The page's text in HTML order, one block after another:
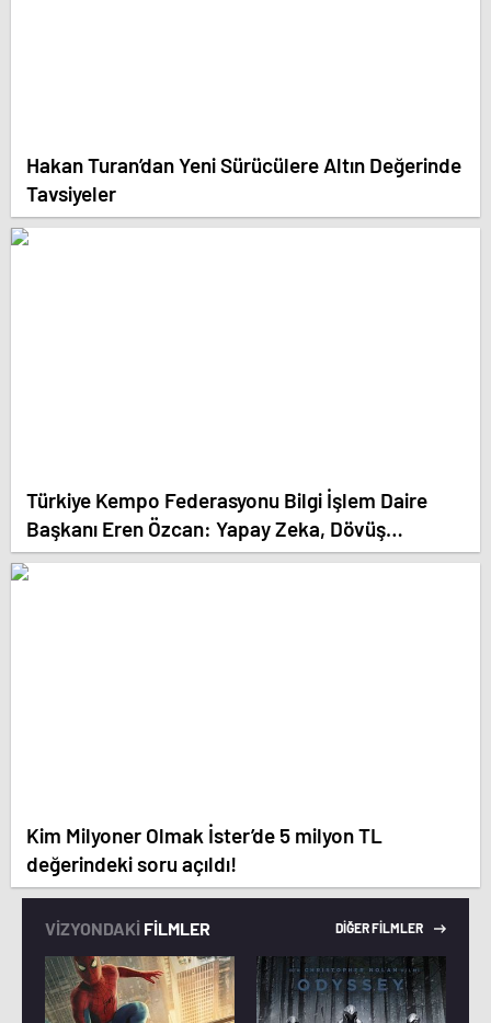
Hakan Turan’dan Yeni Sürücülere Altın Değerinde
Tavsiyeler
Türkiye Kempo Federasyonu Bilgi İşlem Daire
Başkanı Eren Özcan: Yapay Zeka, Dövüş
Sporlarında Yeni Bir Boyut Kazanıyor
Kim Milyoner Olmak İster’de 5 milyon TL
değerindeki soru açıldı!
VİZYONDAKİ FİLMLER DİĞER FİLMLER